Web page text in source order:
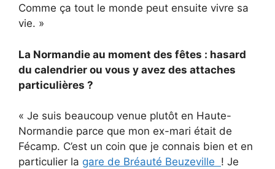
Comme ça tout le monde peut ensuite vivre sa
vie. »
La Normandie au moment des fêtes : hasard
du calendrier ou vous y avez des attaches
particulières ?
« Je suis beaucoup venue plutôt en Haute-
Normandie parce que mon ex-mari était de
Fécamp. C’est un coin que je connais bien et en
particulier la gare de Bréauté Beuzeville ! Je